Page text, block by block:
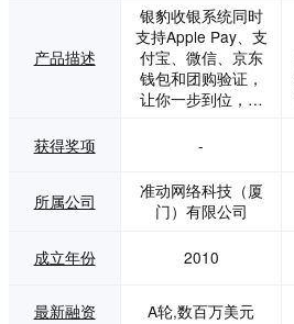
产品描述
银豹收银系统同时
支持Apple Pay、支
付宝、微信、京东
钱包和团购验证，
让你一步到位，从
卖、饿了么、美团
外卖 ，用收银系统
就能处理外卖订单
不用抱着手机前台
银豹+iPad Pro收银
获得奖项 -
所属公司
准动网络科技（厦
门）有限公司
成立年份 2010
最新融资 A轮,数百万美元